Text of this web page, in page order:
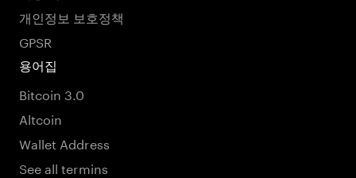
개인정보 보호정책
GPSR
용어집
Bitcoin 3.0
Altcoin
Wallet Address
See all termins